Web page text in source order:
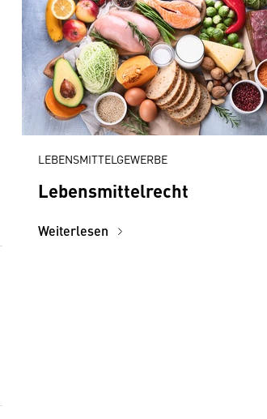
LEBENSMITTELGEWERBE
Lebensmittelrecht
Weiterlesen